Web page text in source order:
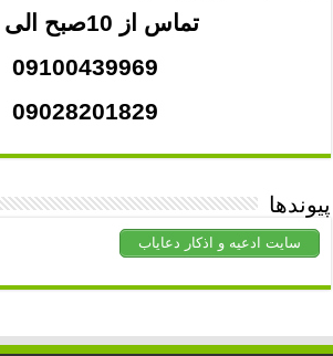
تماس از 10صبح الی 21
09100439969
09028201829
پیوندها
سایت ادعیه و اذکار دعایاب